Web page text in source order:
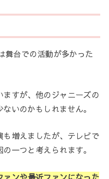
舞台での活動が多かった
すが、他のジャニーズの
いのかもしれません。
増えましたが、テレビで
一つと考えられます。